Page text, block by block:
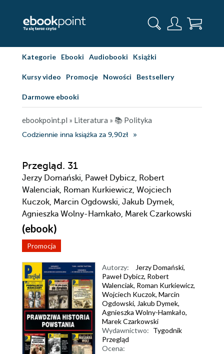
Kategorie Ebooki Audiobooki Książki
Kursy video Promocje Nowości Bestsellery
Darmowe ebooki
ebookpoint.pl » Literatura » 📚 Polityka
Codziennie inna książka za 9,90zł
Przegląd. 31
Jerzy Domański, Paweł Dybicz, Robert
Walenciak, Roman Kurkiewicz, Wojciech
Kuczok, Marcin Ogdowski, Jakub Dymek,
Agnieszka Wolny-Hamkało, Marek Czarkowski
(ebook)
Promocja
Autorzy: Jerzy Domański,
Paweł Dybicz, Robert
Walenciak, Roman Kurkiewicz,
Wojciech Kuczok, Marcin
Ogdowski, Jakub Dymek,
Agnieszka Wolny-Hamkało,
Marek Czarkowski
Wydawnictwo: Tygodnik
Przegląd
Ocena: